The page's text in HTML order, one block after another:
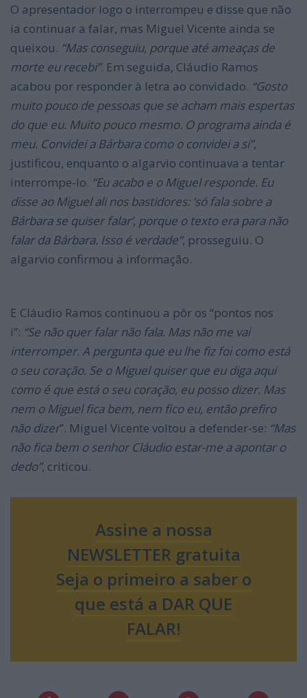
O apresentador logo o interrompeu e disse que não
ia continuar a falar, mas Miguel Vicente ainda se
queixou. “Mas conseguiu, porque até ameaças de
morte eu recebi”. Em seguida, Cláudio Ramos
acabou por responder à letra ao convidado. “Gosto
muito pouco de pessoas que se acham mais espertas
do que eu. Muito pouco mesmo. O programa ainda é
meu. Convidei a Bárbara como o convidei a si”,
justificou, enquanto o algarvio continuava a tentar
interrompe-lo. “Eu acabo e o Miguel responde. Eu
disse ao Miguel ali nos bastidores: ‘só fala sobre a
Bárbara se quiser falar’, porque o texto era para não
falar da Bárbara. Isso é verdade”, prosseguiu. O
algarvio confirmou a informação.
E Cláudio Ramos continuou a pôr os “pontos nos
i”: “Se não quer falar não fala. Mas não me vai
interromper. A pergunta que eu lhe fiz foi como está
o seu coração. Se o Miguel quiser que eu diga aqui
como é que está o seu coração, eu posso dizer. Mas
nem o Miguel fica bem, nem fico eu, então prefiro
não dizer”. Miguel Vicente voltou a defender-se: “Mas
não fica bem o senhor Cláudio estar-me a apontar o
dedo”, criticou.
Assine a nossa
NEWSLETTER gratuita
Seja o primeiro a saber o
que está a DAR QUE
FALAR!